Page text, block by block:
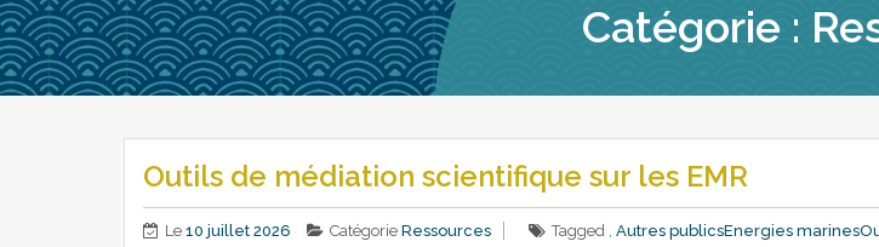
Catégorie :
Outils de médiation scientifique sur les EMR
Le 10 juillet 2026 Catégorie Ressources Tagged , Autres publicsEnergies marines